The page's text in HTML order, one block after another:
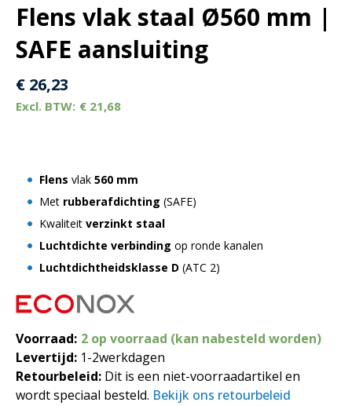
Flens vlak staal Ø560 mm |
SAFE aansluiting
€ 26,23
€ 21,68
Flens vlak 560 mm
Met rubberafdichting (SAFE)
Kwaliteit verzinkt staal
Luchtdichte verbinding op ronde kanalen
Luchtdichtheidsklasse D (ATC 2)
Voorraad: 2 op voorraad (kan nabesteld worden)
Levertijd: 1-2werkdagen
Retourbeleid: Dit is een niet-voorraadartikel en
wordt speciaal besteld. Bekijk ons retourbeleid